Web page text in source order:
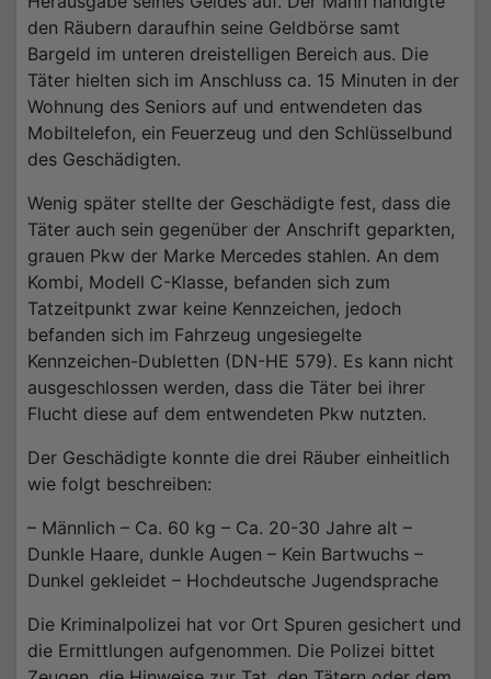
den Räubern daraufhin seine Geldbörse samt
Bargeld im unteren dreistelligen Bereich aus. Die
Täter hielten sich im Anschluss ca. 15 Minuten in der
Wohnung des Seniors auf und entwendeten das
Mobiltelefon, ein Feuerzeug und den Schlüsselbund
des Geschädigten.
Wenig später stellte der Geschädigte fest, dass die
Täter auch sein gegenüber der Anschrift geparkten,
grauen Pkw der Marke Mercedes stahlen. An dem
Kombi, Modell C-Klasse, befanden sich zum
Tatzeitpunkt zwar keine Kennzeichen, jedoch
befanden sich im Fahrzeug ungesiegelte
Kennzeichen-Dubletten (DN-HE 579). Es kann nicht
ausgeschlossen werden, dass die Täter bei ihrer
Flucht diese auf dem entwendeten Pkw nutzten.
Der Geschädigte konnte die drei Räuber einheitlich
wie folgt beschreiben:
– Männlich – Ca. 60 kg – Ca. 20-30 Jahre alt –
Dunkle Haare, dunkle Augen – Kein Bartwuchs –
Dunkel gekleidet – Hochdeutsche Jugendsprache
Die Kriminalpolizei hat vor Ort Spuren gesichert und
die Ermittlungen aufgenommen. Die Polizei bittet